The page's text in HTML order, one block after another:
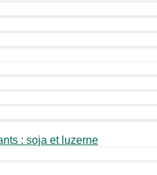
: soja et luzerne